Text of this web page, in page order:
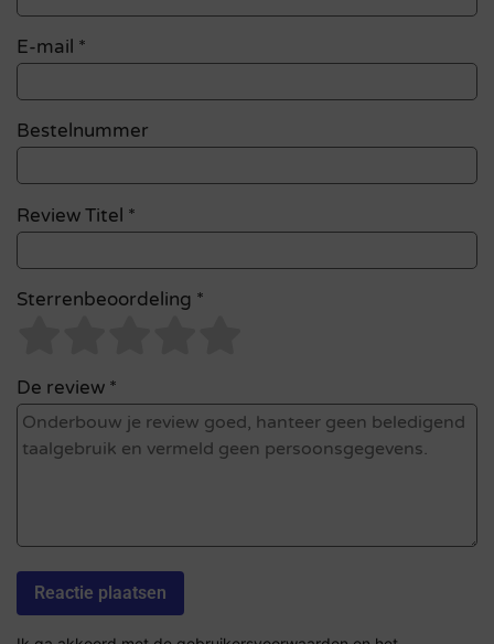
E-mail *
Bestelnummer
Review Titel *
Sterrenbeoordeling *
De review *